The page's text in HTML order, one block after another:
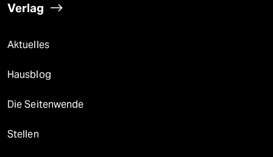
Verlag
Aktuelles
Hausblog
Die Seitenwende
Stellen